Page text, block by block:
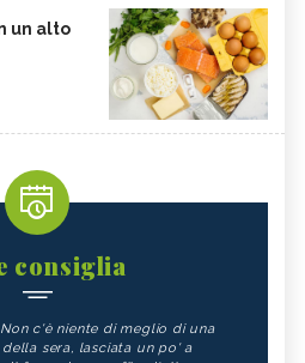
un alto
consiglia
c'è niente di meglio di una
sera, lasciata un po' a